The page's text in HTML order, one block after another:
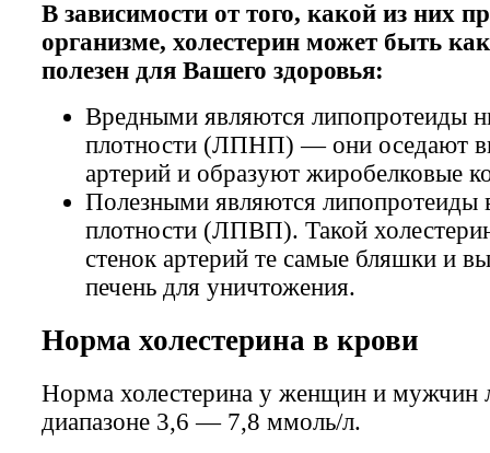
В зависимости от того, какой из них
организме, холестерин может быть
полезен для Вашего здоровья:
Вредными являются липопротеиды
плотности (ЛПНП) — они оседают
артерий и образуют жиробелковые
Полезными являются липопротеиды
плотности (ЛПВП). Такой
стенок артерий те самые бляшки и
печень для уничтожения.
Норма холестерина в крови
Норма холестерина у женщин и мужчин
диапазоне 3,6 — 7,8 ммоль/л.